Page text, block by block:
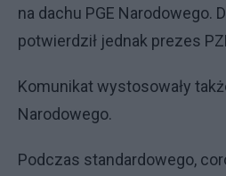
na dachu PGE Narodowego.
potwierdził jednak prezes
Komunikat wystosowały
Narodowego.
Podczas standardowego,